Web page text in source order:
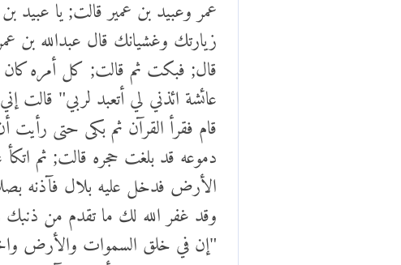
زيارتك وغشيانك قال عبدالله بن
قال; فبكت ثم قالت; كل أمره كان
عائشة ائذني لي أتعبد لربي"
قام فقرأ القرآن ثم بكى حتى
دموعه قد بلغت حجره قالت; ثم
الأرض فدخل عليه بلال فآذنه
وقد غفر الله لك ما تقدم من ذنبك
"إن في خلق السموات والأرض